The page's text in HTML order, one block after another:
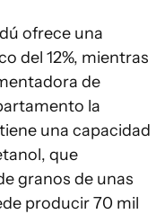
ofrece una
del 12%, mientras
de
la
una capacidad
que
granos de unas
producir 70 mil